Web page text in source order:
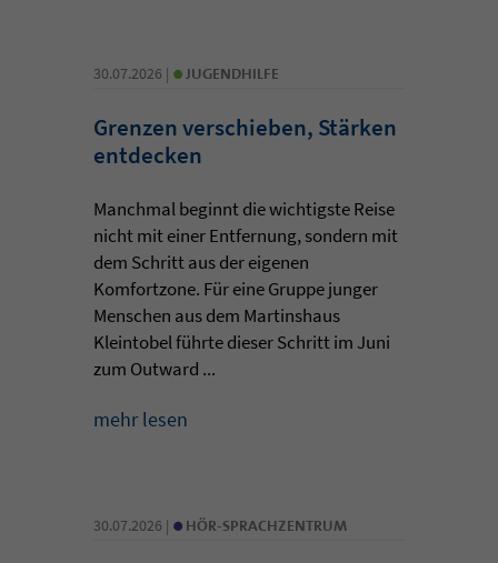
30.07.2026 | •JUGENDHILFE
Grenzen verschieben, Stärken
entdecken
Manchmal beginnt die wichtigste Reise
nicht mit einer Entfernung, sondern mit
dem Schritt aus der eigenen
Komfortzone. Für eine Gruppe junger
Menschen aus dem Martinshaus
Kleintobel führte dieser Schritt im Juni
zum Outward ...
mehr lesen
30.07.2026 | • HÖR-SPRACHZENTRUM